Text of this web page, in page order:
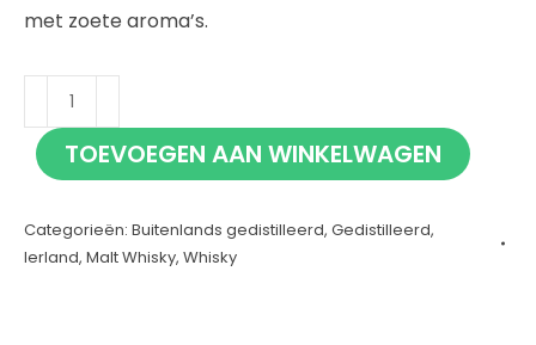
met zoete aroma’s.
Bushmills
Single
Malt
70cl
aantal
TOEVOEGEN AAN WINKELWAGEN
Categorieën: Buitenlands gedistilleerd, Gedistilleerd,
Ierland, Malt Whisky, Whisky